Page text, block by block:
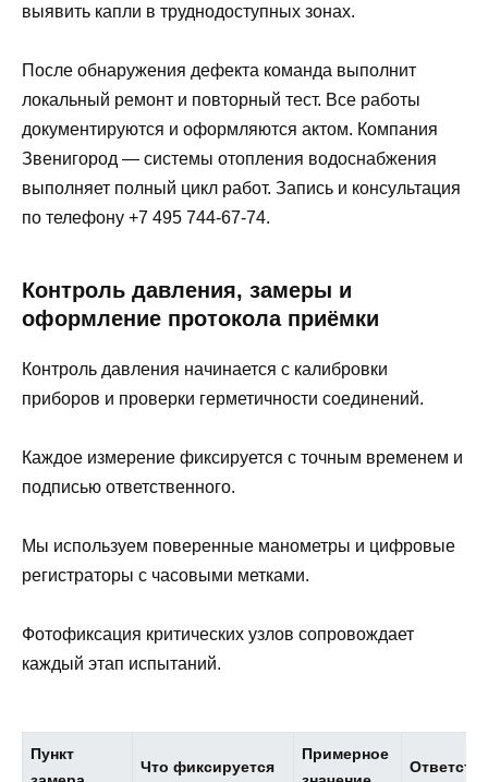
выявить капли в труднодоступных зонах.
После обнаружения дефекта команда выполнит
локальный ремонт и повторный тест. Все работы
документируются и оформляются актом. Компания
Звенигород — системы отопления водоснабжения
выполняет полный цикл работ. Запись и консультация
по телефону +7 495 744-67-74.
Контроль давления, замеры и
оформление протокола приёмки
Контроль давления начинается с калибровки
приборов и проверки герметичности соединений.
Каждое измерение фиксируется с точным временем и
подписью ответственного.
Мы используем поверенные манометры и цифровые
регистраторы с часовыми метками.
Фотофиксация критических узлов сопровождает
каждый этап испытаний.
Пункт
Что фиксируется
Примерное